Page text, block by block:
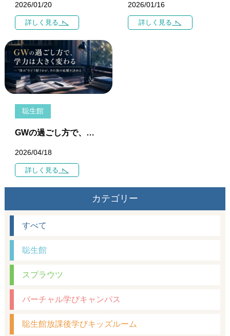
2026/01/20
詳しく見る
2026/01/16
詳しく見る
聡生館
GWの過ごし方で、学力は大きく変わる ― “休み”をどう使うかが、その後の成績を決める ―
2026/04/18
詳しく見る
カテゴリー
すべて
聡生館
スプラウツ
バーチャル学びキャンパス
聡生館放課後学びキッズルーム